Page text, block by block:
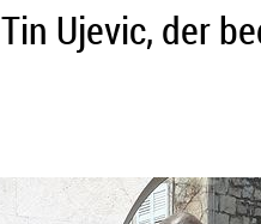
Tin Ujevic, der